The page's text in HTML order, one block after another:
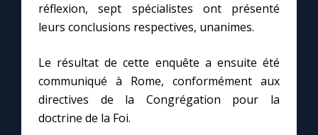
réflexion, sept spécialistes ont présenté
leurs conclusions respectives, unanimes.
Le résultat de cette enquête a ensuite été
communiqué à Rome, conformément aux
directives de la Congrégation pour la
doctrine de la Foi.